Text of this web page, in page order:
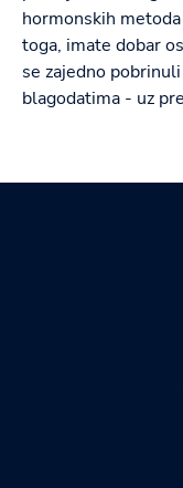
hormonskih
toga, imate dobar
se zajedno
blagodatima - uz